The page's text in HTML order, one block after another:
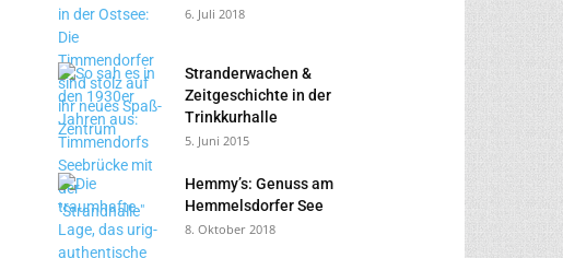
6. Juli 2018
Stranderwachen &
Zeitgeschichte in der
Trinkkurhalle
5. Juni 2015
Hemmy’s: Genuss am
Hemmelsdorfer See
8. Oktober 2018